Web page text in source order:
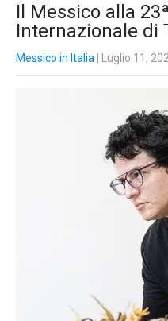
Il Messico alla
Internazionale di
Messico in Italia | Luglio 11,